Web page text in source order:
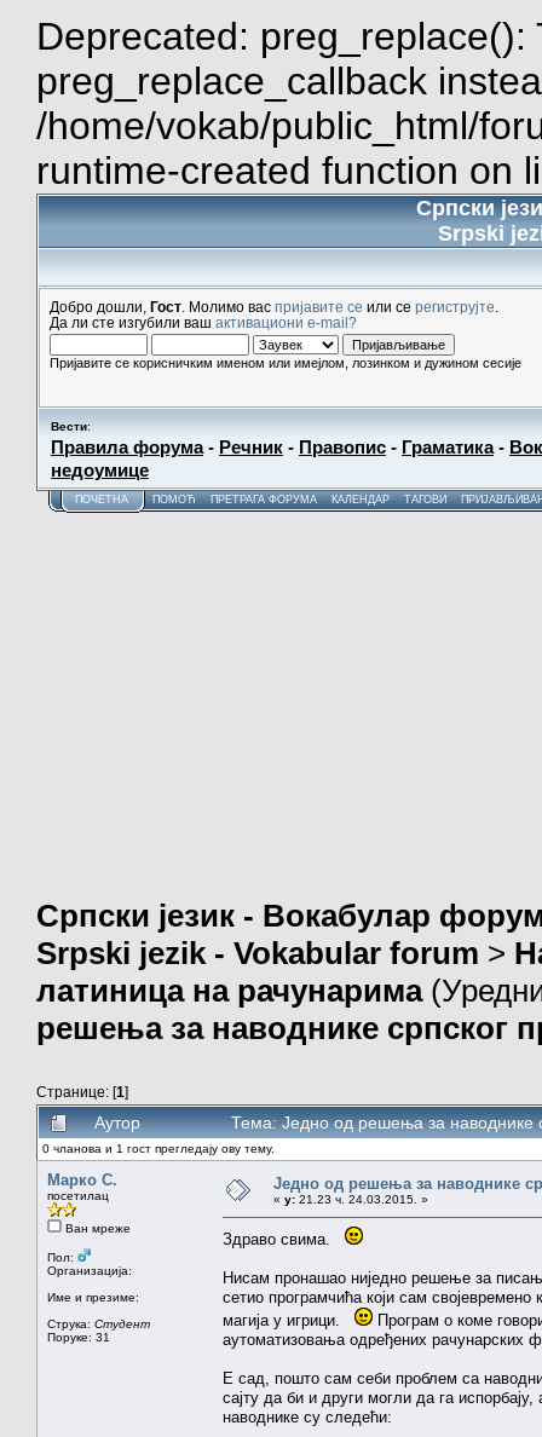
Deprecated:
preg_replace_callback
/home/vokab/public_html/
runtime-created function on
Српски
Srpski
Добро дошли, Гост . Молимо вас пријавите се или се региструјте
Да ли сте изгубили ваш активациони e-mail?
Пријавите се корисничким именом или имејлом, лозинком и дужином сесије
Вести:
Правила форума- Речник - Правопис - Граматика-
недоумице
ПОЧЕТНА ПОМОЋ ПРЕТРАГА ФОРУМА КАЛЕНДАР ТАГОВИ
Српски језик - Вокабулар
Srpski jezik - Vokabular forum >
латиница на рачунарима
решења за наводнике српског
Странице: [1]
Аутор Тема: Једно од решења за наводнике
0 чланова и 1 гост прегледају ову тему.
Марко С.
посетилац
Ван мреже
Пол:
Организација:
Име и презиме:
Струка: Студент
Поруке: 31
Једно од решења за наводнике
« у: 21.23 ч. 24.03.2015. »
Здраво свима.
Нисам пронашао ниједно решење за
сетио програмчића који сам
магија у игрици.
Програм о коме
аутоматизовања одређених рачунарских
Е сад, пошто сам себи проблем са
сајту да би и други могли да га
наводнике су следећи: